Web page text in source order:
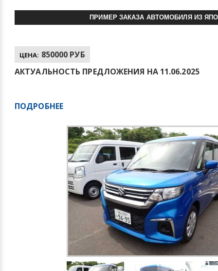
ПРИМЕР ЗАКАЗА АВТОМОБИЛЯ ИЗ
ЦЕНА: 850000 РУБ
АКТУАЛЬНОСТЬ ПРЕДЛОЖЕНИЯ НА 11.06.2025
ПОДРОБНЕЕ